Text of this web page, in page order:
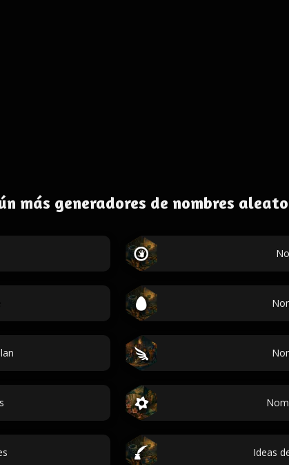
más generadores de nombres
Ideas